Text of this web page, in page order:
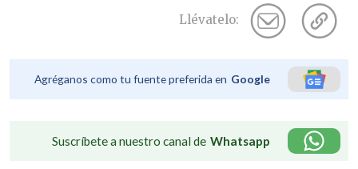
Llévatelo:
Agréganos como tu fuente preferida en Google
Suscríbete a nuestro canal de Whatsapp